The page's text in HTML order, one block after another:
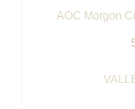
AOC Morgon